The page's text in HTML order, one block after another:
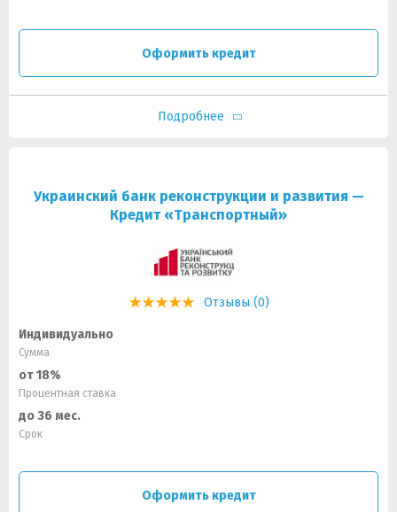
Оформить кредит
Подробнее
Украинский банк реконструкции и развития —
Кредит «Транспортный»
Отзывы (0)
Индивидуально
Сумма
от 18%
Процентная ставка
до 36 мес.
Срок
Оформить кредит